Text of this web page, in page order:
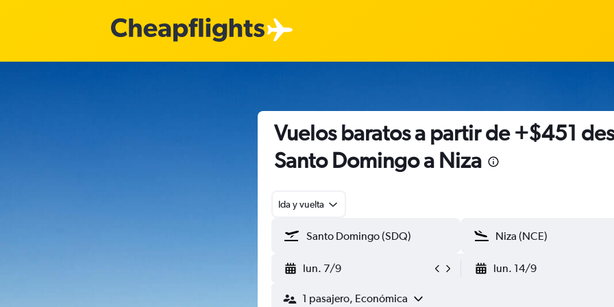
Vuelos baratos a partir de +$451
Santo Domingo a Niza
Ida y vuelta
lun. 7/9 lun. 14/9
1 pasajero, Económica